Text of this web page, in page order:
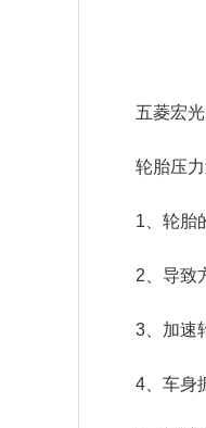
五菱宏
轮胎压
1、轮胎
2、导致
3、加速
4、车身